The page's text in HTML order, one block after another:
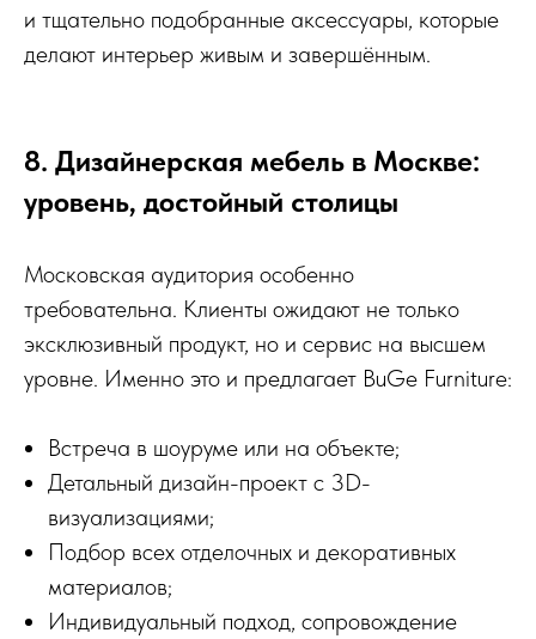
и тщательно подобранные аксессуары, которые
делают интерьер живым и завершённым.
8. Дизайнерская мебель в Москве:
уровень, достойный столицы
Московская аудитория особенно
требовательна. Клиенты ожидают не только
эксклюзивный продукт, но и сервис на высшем
уровне. Именно это и предлагает BuGe Furniture:
Встреча в шоуруме или на объекте;
Детальный дизайн-проект с 3D-
визуализациями;
Подбор всех отделочных и декоративных
материалов;
Индивидуальный подход, сопровождение